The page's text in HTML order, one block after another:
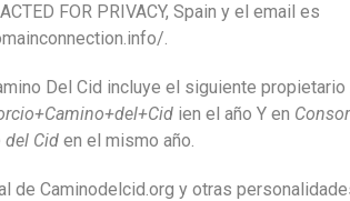
FOR PRIVACY, Spain y el email es
.
Del Cid incluye el siguiente propietario
ien el año Y en
del Cid en el mismo año.
de Caminodelcid.org y otras